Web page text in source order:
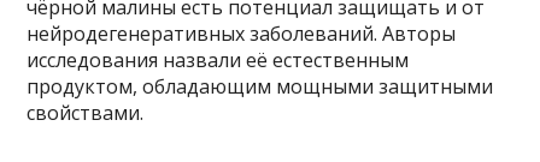
чёрной малины есть потенциал защищать и от
нейродегенеративных заболеваний. Авторы
исследования назвали её естественным
продуктом, обладающим мощными защитными
свойствами.